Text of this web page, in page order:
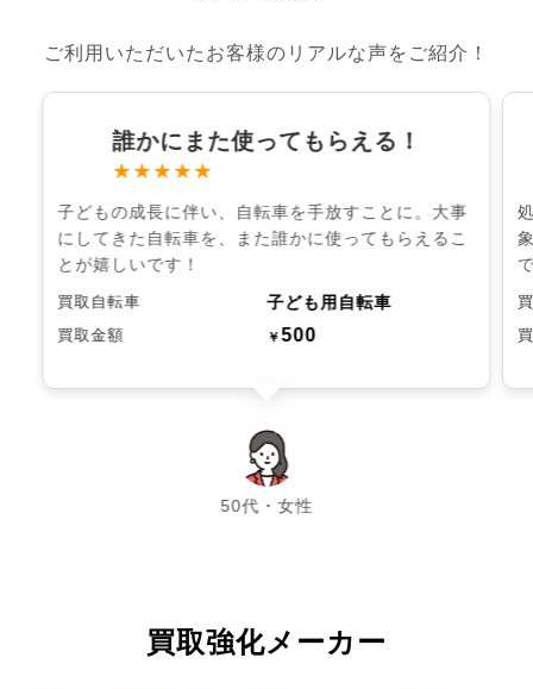
ご利用いただいたお客様のリアルな声をご紹介！
誰かにまた使ってもらえる！
★★★★★
子どもの成長に伴い、自転車を手放すことに。大事
にしてきた自転車を、また誰かに使ってもらえるこ
とが嬉しいです！
買取自転車 子ども用自転車
買取金額 ￥500
50代・女性
chevron_left chevron_right
買取強化メーカー